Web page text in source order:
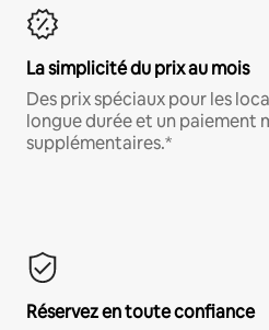
La simplicité du prix au mois
Des prix spéciaux pour les
longue durée et un paiement
supplémentaires.*
Réservez en toute confiance